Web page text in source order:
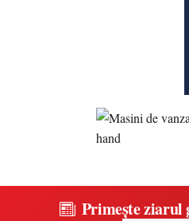
Primește ziarul